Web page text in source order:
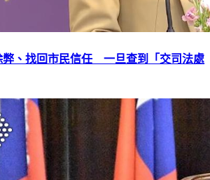
弊、找回市民信任 一旦查到「交司法處